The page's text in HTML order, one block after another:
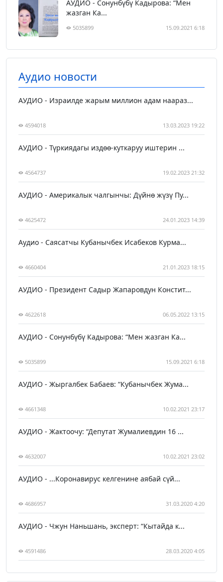
АУДИО - Сонунбүбү Кадырова: “Мен
жазган Ка...
5035899 15.09.2021 6:18
Аудио новости
АУДИО - Израилде жарым миллион адам наараз...
4594018 13.03.2023 19:22
АУДИО - Түркиядагы издөө-куткаруу иштерин ...
4564737 19.02.2023 21:32
АУДИО - Америкалык чалгынчы: Дүйнө жүзү Пу...
4625472 24.01.2023 14:39
Аудио - Саясатчы Кубанычбек Исабеков Курма...
4660404 21.01.2023 18:15
АУДИО - Президент Садыр Жапаровдун Констит...
4622618 06.05.2022 13:15
АУДИО - Сонунбүбү Кадырова: “Мен жазган Ка...
5035899 15.09.2021 6:18
АУДИО - Жыргалбек Бабаев: “Кубанычбек Жума...
4661348 10.02.2021 23:17
АУДИО - Жактоочу: “Депутат Жумалиевдин 16 ...
4632007 10.02.2021 23:02
АУДИО - ...Коронавирус келгенине аябай сүй...
4686957 31.03.2020 4:20
АУДИО - Чжун Наньшань, эксперт: “Кытайда к...
4591486 28.03.2020 4:05